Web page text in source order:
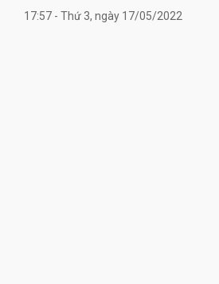
17:57 - Thứ 3, ngày 17/05/2022